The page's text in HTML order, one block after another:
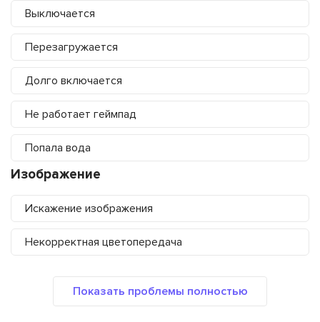
Выключается
Перезагружается
Долго включается
Не работает геймпад
Попала вода
Изображение
Искажение изображения
Некорректная цветопередача